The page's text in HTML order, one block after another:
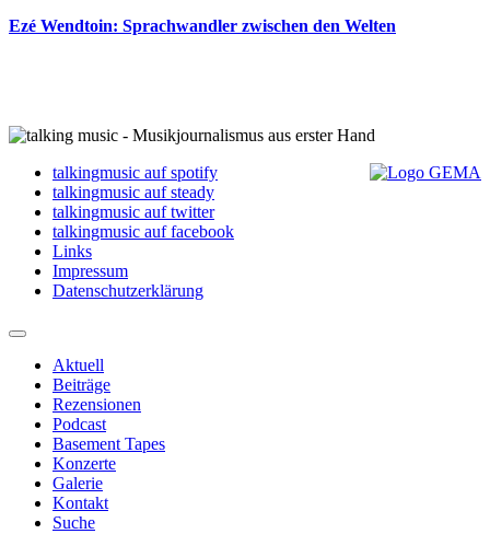
Ezé Wendtoin: Sprachwandler zwischen den Welten
talkingmusic auf spotify
talkingmusic auf steady
talkingmusic auf twitter
talkingmusic auf facebook
Links
Impressum
Datenschutzerklärung
Aktuell
Beiträge
Rezensionen
Podcast
Basement Tapes
Konzerte
Galerie
Kontakt
Suche